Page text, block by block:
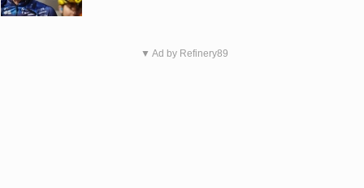
▼ Ad by Refinery89